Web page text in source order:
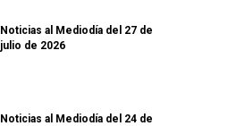
Noticias al Mediodía del 27 de
julio de 2026
Noticias al Mediodía del 24 de